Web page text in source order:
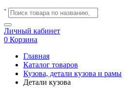
`
Личный кабинет
0 Корзина
Главная
Каталог товаров
Кузова, детали кузова и рамы
Детали кузова